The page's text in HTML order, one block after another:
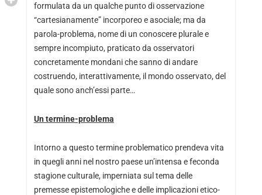
formulata da un qualche punto di osservazione
“cartesianamente” incorporeo e asociale; ma da
parola-problema, nome di un conoscere plurale e
sempre incompiuto, praticato da osservatori
concretamente mondani che sanno di andare
costruendo, interattivamente, il mondo osservato, del
quale sono anch’essi parte…
Un termine-problema
Intorno a questo termine problematico prendeva vita
in quegli anni nel nostro paese un’intensa e feconda
stagione culturale, imperniata sul tema delle
premesse epistemologiche e delle implicazioni etico-